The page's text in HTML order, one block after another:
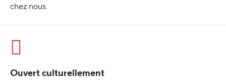
chez nous.
Ouvert culturellement